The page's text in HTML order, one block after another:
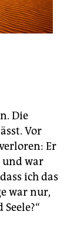
Die
Vor
Er
und war
ich das
war nur,